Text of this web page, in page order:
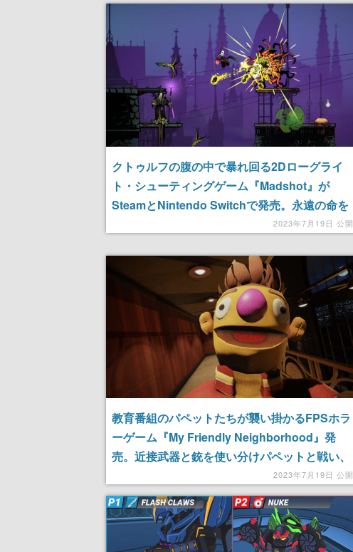
クトゥルフの腹の中で暴れ回る2Dローグライ
ト・シューティングゲーム『Madshot』が
SteamとNintendo Switchで発売。永遠の命を
求める主人公のハイスピードで派手なアクショ
2023年7月19日 公開
教育番組のパペットたちが襲い掛かるFPSホラ
ーゲーム『My Friendly Neighborhood』発
売。近接武器と銃を使い分けパペットと戦い、
マップのパズルを解きながら番組の謎を暴く
2023年7月19日 公開